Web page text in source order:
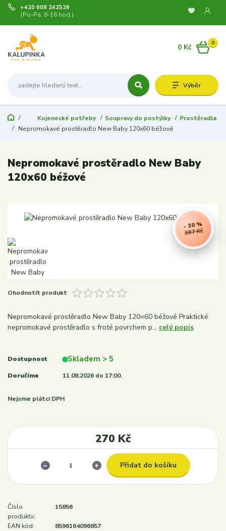
Výběr
+420 608 242526
(Po-Pá, 8-16 hod.)
0
0 Kč
Kojenecké potřeby Soupravy do postýlky
Prostěradla
Nepromokavé prostěradlo New Baby 120x60 béžové
Nepromokavé prostěradlo New Baby
120x60 béžové
387 Kč
- 30 %
Ohodnotit produkt
Nepromokavé prostěradlo New Baby 120×60 béžové Praktické
nepromokavé prostěradlo s froté povrchem p... celý popis
Dostupnost Skladem > 5
Doručíme 11.08.2026 do 17:00.
Nejsme plátci DPH
270 Kč
Přidat do košíku
Číslo
produktu:
15856
EAN kód:
8596164096857